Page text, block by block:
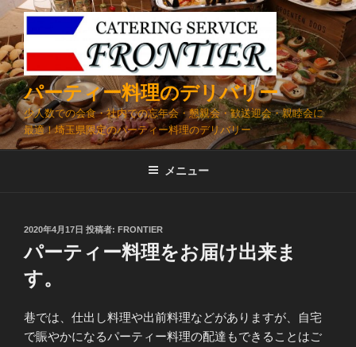
コ
テ
ン
ツ
へ
ス
キ
パーティー料理のデリバリー
少人数での会食・社内での忘年会・懇親会・歓送迎会・親睦会に
最適！埼玉県限定のパーティー料理のデリバリー
メニュー
投
日:
2020年4月17日 投稿者: FRONTIER
パーティー料理をお届け出来ま
す。
巷では、仕出し料理や出前料理などがありますが、自宅
で賑やかになるパーティー料理の配達もできることはご